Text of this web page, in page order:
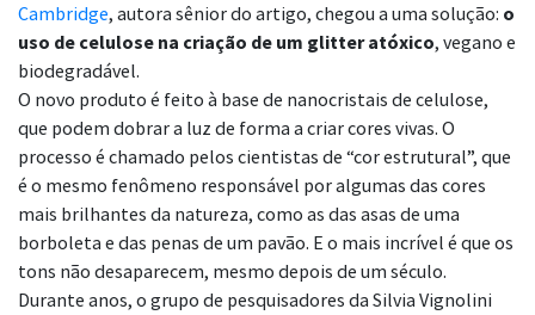
Cambridge, autora sênior do artigo, chegou a uma solução: o
uso de celulose na criação de um glitter atóxico, vegano e
biodegradável.
O novo produto é feito à base de nanocristais de celulose,
que podem dobrar a luz de forma a criar cores vivas. O
processo é chamado pelos cientistas de “cor estrutural”, que
é o mesmo fenômeno responsável por algumas das cores
mais brilhantes da natureza, como as das asas de uma
borboleta e das penas de um pavão. E o mais incrível é que os
tons não desaparecem, mesmo depois de um século.
Durante anos, o grupo de pesquisadores da Silvia Vignolini